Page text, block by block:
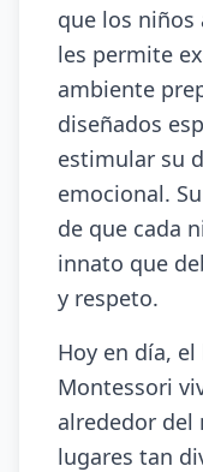
que los niños
les permite
ambiente
diseñados
estimular su
emocional.
de que cada
innato que
y respeto.
Hoy en día,
Montessori
alrededor del
lugares tan